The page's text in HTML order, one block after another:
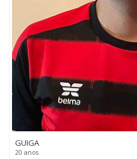
GUIGA
20 anos